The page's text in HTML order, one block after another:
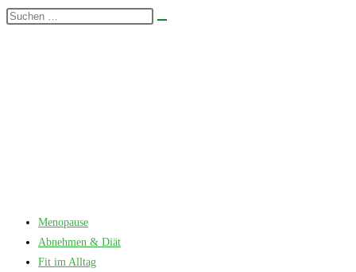
Zum
Diese
Menopause
Abnehmen & Diät
Fit im Alltag